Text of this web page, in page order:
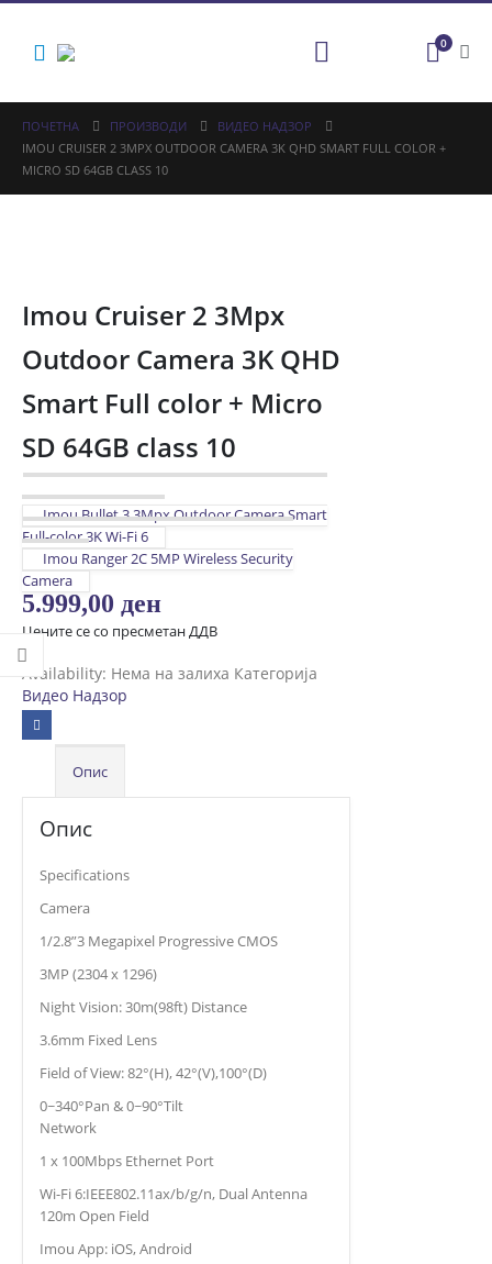
0
ПОЧЕТНА ПРОИЗВОДИ
ВИДЕО НАДЗОР
IMOU CRUISER 2 3MPX OUTDOOR CAMERA 3K QHD SMART FULL COLOR +
MICRO SD 64GB CLASS 10
Imou Cruiser 2 3Mpx
Outdoor Camera 3K QHD
Smart Full color + Micro
SD 64GB class 10
Imou Bullet 3 3Mpx Outdoor Camera Smart
Full-color 3K Wi-Fi 6
Imou Ranger 2C 5MP Wireless Security
Camera
5.999,00 ден
Цените се со пресметан ДДВ
Availability: Нема на залиха Категорија
Видео Надзор
Опис
Опис
Specifications
Camera
1/2.8”3 Megapixel Progressive CMOS
3MP (2304 x 1296)
Night Vision: 30m(98ft) Distance
3.6mm Fixed Lens
Field of View: 82°(H), 42°(V),100°(D)
0~340°Pan & 0~90°Tilt
Network
1 x 100Mbps Ethernet Port
Wi-Fi 6:IEEE802.11ax/b/g/n, Dual Antenna
120m Open Field
Imou App: iOS, Android